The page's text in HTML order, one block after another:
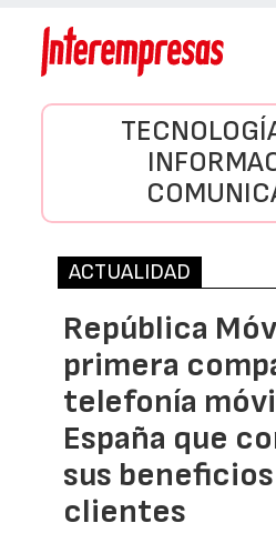
ACTUALIDAD
República
primera
telefonía
España que
sus
clientes